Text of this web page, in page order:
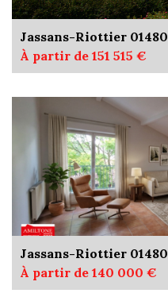
Jassans-Riottier 01480
À partir de 151 515 €
Jassans-Riottier 01480
À partir de 140 000 €